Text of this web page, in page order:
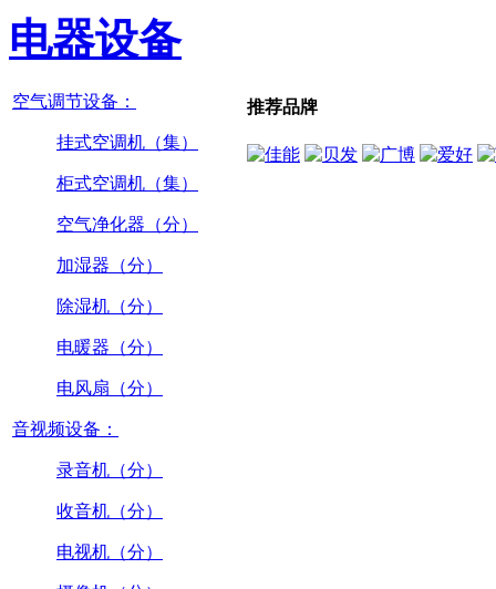
电器设备
空气调节设备：
挂式空调机（集）
柜式空调机（集）
空气净化器（分）
加湿器（分）
除湿机（分）
电暖器（分）
电风扇（分）
音视频设备：
录音机（分）
收音机（分）
电视机（分）
推荐品牌